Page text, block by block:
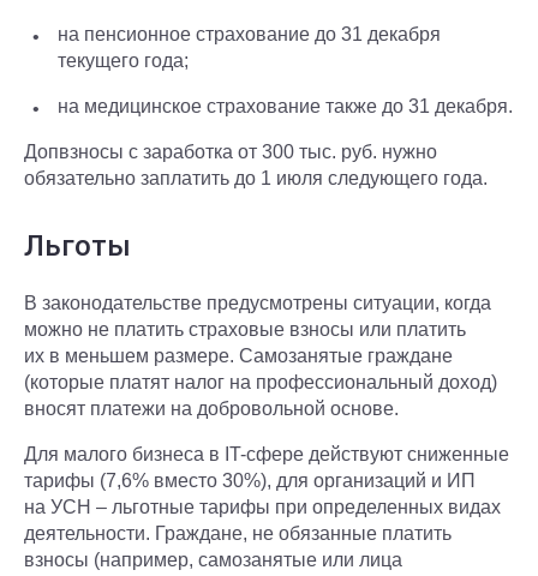
на пенсионное страхование до 31 декабря
текущего года;
на медицинское страхование также до 31 декабря.
Допвзносы с заработка от 300 тыс. руб. нужно
обязательно заплатить до 1 июля следующего года.
Льготы
В законодательстве предусмотрены ситуации, когда
можно не платить страховые взносы или платить
их в меньшем размере. Самозанятые граждане
(которые платят налог на профессиональный доход)
вносят платежи на добровольной основе.
Для малого бизнеса в IT-сфере действуют сниженные
тарифы (7,6% вместо 30%), для организаций и ИП
на УСН – льготные тарифы при определенных видах
деятельности. Граждане, не обязанные платить
взносы (например, самозанятые или лица